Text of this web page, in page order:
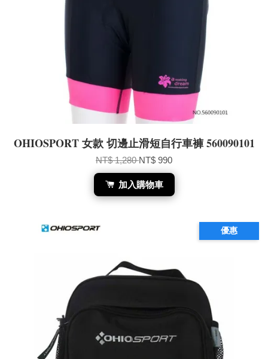
OHIOSPORT 女款 切邊止滑短自行車褲 560090101
NT$ 1,280NT$ 990
加入購物車
優惠